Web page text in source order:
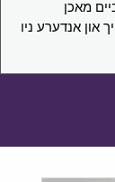
מאכן
און אנדערע ניו